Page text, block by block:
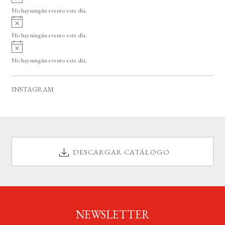
o
v
i
o
No hay ningún evento este día.
A
v
i
o
No hay ningún evento este día.
A
v
i
No hay ningún evento este día.
INSTAGRAM
DESCARGAR CATÁLOGO
NEWSLETTER